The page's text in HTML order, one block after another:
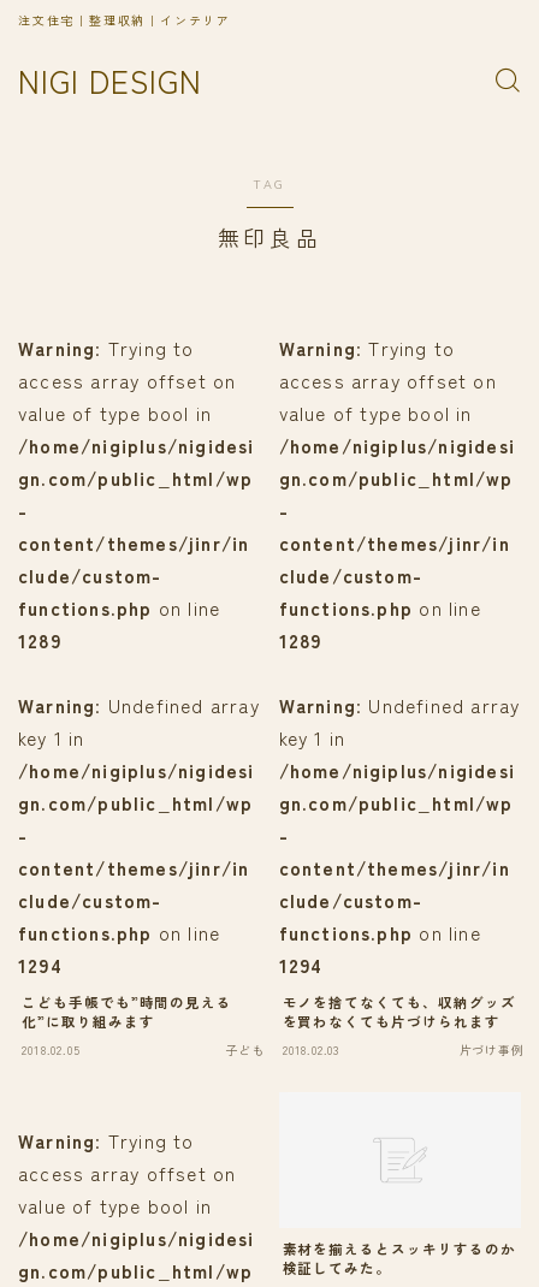
NIGI DESIGN
注文住宅｜整理収納｜インテリア
TAG
無印良品
Warning: Trying to
access array offset on
value of type bool in
/home/nigiplus/nigidesi
gn.com/public_html/wp
-
content/themes/jinr/in
clude/custom-
functions.php on line
1289
Warning: Undefined array
key 1 in
/home/nigiplus/nigidesi
gn.com/public_html/wp
-
content/themes/jinr/in
clude/custom-
functions.php on line
1294
こども手帳でも”時間の見える
化”に取り組みます
2018.02.05 子ども
Warning: Trying to
access array offset on
value of type bool in
/home/nigiplus/nigidesi
gn.com/public_html/wp
-
content/themes/jinr/in
clude/custom-
functions.php on line
1289
Warning: Undefined array
key 1 in
/home/nigiplus/nigidesi
gn.com/public_html/wp
-
content/themes/jinr/in
clude/custom-
functions.php on line
1294
モノを捨てなくても、収納グッズ
を買わなくても片づけられます
2018.02.03 片づけ事例
Warning: Trying to
access array offset on
value of type bool in
/home/nigiplus/nigidesi
gn.com/public_html/wp
素材を揃えるとスッキリするのか
検証してみた。